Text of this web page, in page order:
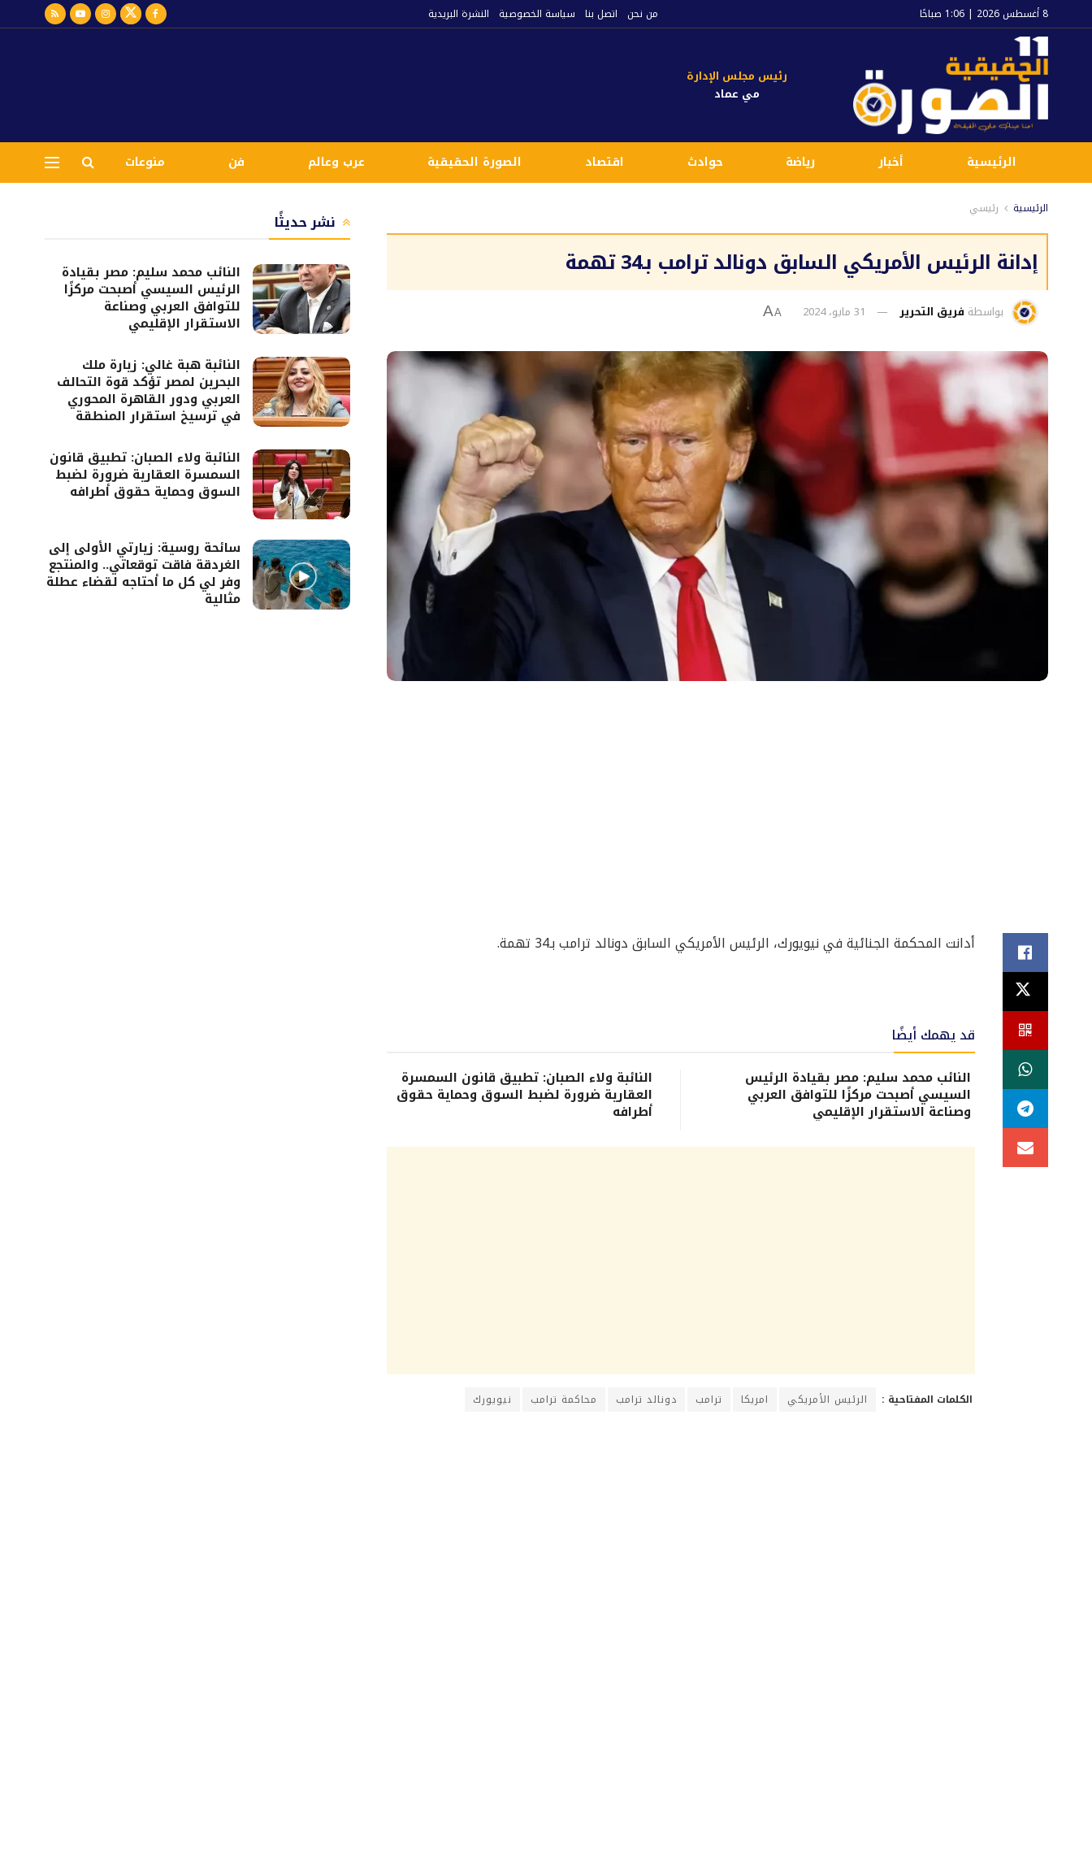
8 أغسطس 2026 | 1:06 صباحًا من نحن اتصل بنا سياسة الخصوصية النشرة البريدية
رئيس مجلس الإدارة
مي عماد
الرئيسية أخبار رياضة حوادث اقتصاد الصورة الحقيقية عرب وعالم فن منوعات
الرئيسية رئيسي
إدانة الرئيس الأمريكي السابق دونالد ترامب بـ34 تهمة
بواسطة فريق التحرير 31 مايو، 2024 A
A
أدانت المحكمة الجنائية في نيويورك، الرئيس الأمريكي السابق دونالد ترامب بـ34 تهمة.
قد يهمك أيضًا
النائب محمد سليم: مصر بقيادة الرئيس
السيسي أصبحت مركزًا للتوافق العربي
وصناعة الاستقرار الإقليمي
النائبة ولاء الصبان: تطبيق قانون السمسرة
العقارية ضرورة لضبط السوق وحماية حقوق
أطرافه
الكلمات المفتاحية : الرئيس الأمريكي امريكا ترامب دونالد ترامب محاكمة ترامب نيويورك
نشر حديثًا
النائب محمد سليم: مصر بقيادة
الرئيس السيسي أصبحت مركزًا
للتوافق العربي وصناعة
الاستقرار الإقليمي
النائبة هبة غالي: زيارة ملك
البحرين لمصر تؤكد قوة التحالف
العربي ودور القاهرة المحوري
في ترسيخ استقرار المنطقة
النائبة ولاء الصبان: تطبيق قانون
السمسرة العقارية ضرورة لضبط
السوق وحماية حقوق أطرافه
سائحة روسية: زيارتي الأولى إلى
الغردقة فاقت توقعاتي.. والمنتجع
وفر لي كل ما أحتاجه لقضاء عطلة
مثالية